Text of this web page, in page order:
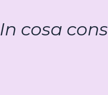
In cosa